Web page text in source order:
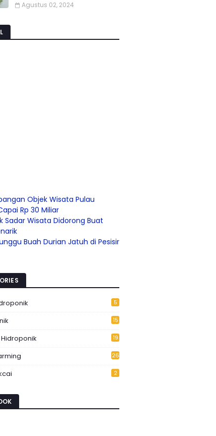
Agustus 02, 2024
Objek Wisata Pulau
Rp 30 Miliar
Sadar Wisata Didorong Buat
Buah Durian Jatuh di Pesisir
5
15
19
26
2